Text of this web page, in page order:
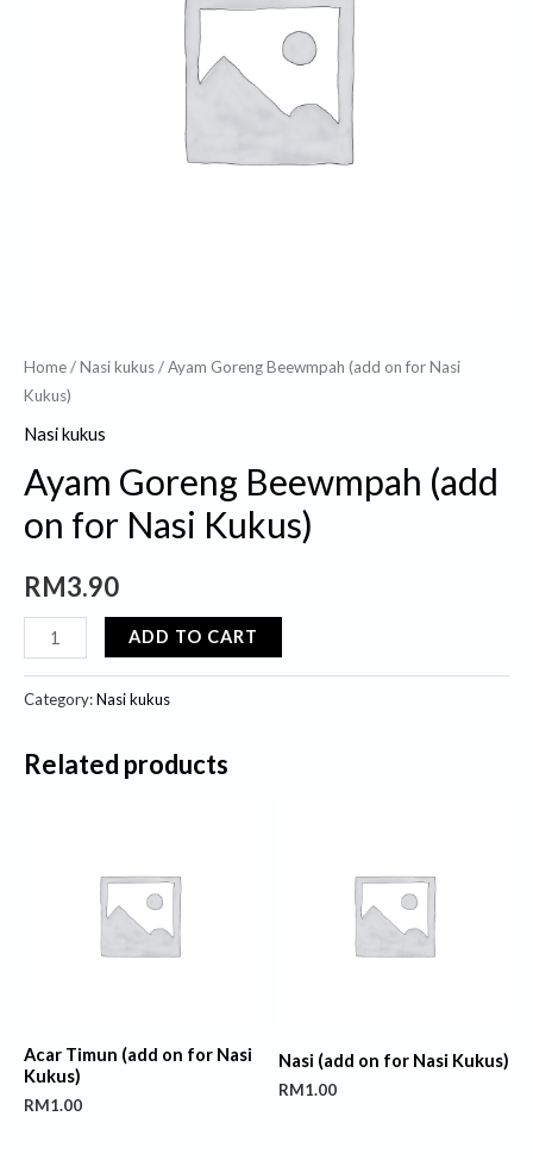
Home/Nasi kukus/ Ayam Goreng Beewmpah (add on for Nasi
Kukus)
Nasi kukus
Ayam Goreng Beewmpah (add
on for Nasi Kukus)
RM3.90
ADD TO CART
Category:Nasi kukus
Related products
Acar Timun (add on for Nasi
Kukus)
RM1.00
Nasi (add on for Nasi Kukus)
RM1.00